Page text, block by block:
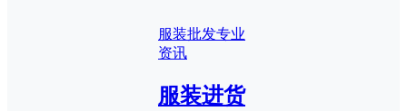
服装批发专业
资讯
服装进货